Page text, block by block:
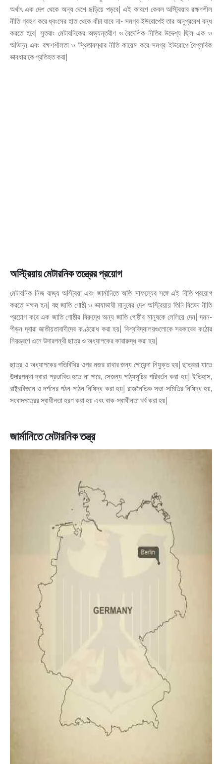
অর্থাৎ এক দেশ থেকে অন্য দেশে ছড়িয়ে পড়বে| এই কারণে কেবল অস্ট্রিয়ার রক্ষণশীল
নীতি গ্রহণ করে ধ্বংসের হাত থেকে বাঁচা যাবে না- সমগ্র ইউরোপেই তার অনুপ্রবেশ বন্ধ
করতে হবে| সুতরাং মেটারনিকের অভ্যন্তরীণ ও বৈদেশিক নীতির উদ্দেশ্য ছিল এক ও
অভিন্ন এবং রক্ষণশীলতা ও স্থিতাবস্থার নীতি কায়েম করে সমগ্র ইউরোপে বৈপ্লবিক
ভাবধারাকে প্রতিহত করা|
অস্ট্রিয়ায় মেটারনিক তন্ত্রের প্রয়োগ
মেটারনিক নিজ রাজ্য অস্ট্রিয়া এবং জার্মানিতে অতি সাফল্যের সঙ্গে এই নীতি প্রয়োগ
করতে সক্ষম হন| বহু জাতি গোষ্ঠী ও ভাষাভাষী মানুষের দেশ অস্ট্রিয়ায় তিনি বিভেদ নীতি
প্রয়োগ করে এক জাতি গোষ্ঠীর বিরুদ্ধে অন্য জাতি গোষ্ঠীর মানুষকে লেলিয়ে দেন| দমন-
পীড়ন দ্বারা জাতীয়তাবাদীদের কণ্ঠরোধ করা হয়| বিশ্ববিদ্যালয়গুলোকে সরকারের কঠোর
নিয়ন্ত্রণে এনে উদারপন্থী ছাত্র ও অধ্যাপকের কারারুদ্ধ করা হয়|
ছাত্র ও অধ্যাপকের গতিবিধির ওপর নজর রাখার জন্য গোয়েন্দা নিযুক্ত হয়| ছাত্ররা যাতে
উদারপন্থা দ্বারা প্রভাবিত হতে না পারে, সেজন্য পাঠ্যসূচির পরিবর্তন করা হয়| ইতিহাস,
রাষ্ট্রবিজ্ঞান ও দর্শনের পঠন-পাঠন নিষিদ্ধ করা হয়| রাজনৈতিক সভা-সমিতির নিষিদ্ধ হয়,
সংবাদপত্রের স্বাধীনতা হরণ করা হয় এবং বাক-স্বাধীনতা খর্ব করা হয়|
জার্মানিতে মেটারনিক তন্ত্র